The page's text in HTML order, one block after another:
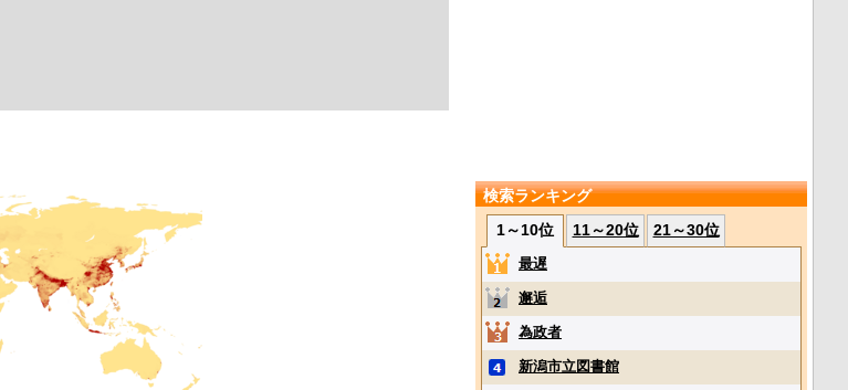
検索ランキング
1～10位
11～20位 21～30位
最遅
邂逅
為政者
新潟市立図書館